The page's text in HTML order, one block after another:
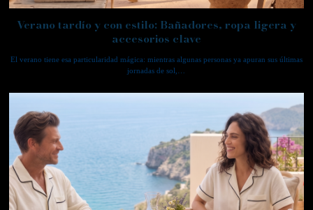
Verano tardío y con estilo: Bañadores, ropa ligera y
accesorios clave
El verano tiene esa particularidad mágica: mientras algunas personas ya apuran sus últimas
jornadas de sol,…